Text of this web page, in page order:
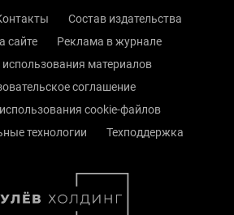
Состав издательства
сайте
Реклама в журнале
материалов
соглашение
cookie-файлов
технологии
Техподдержка